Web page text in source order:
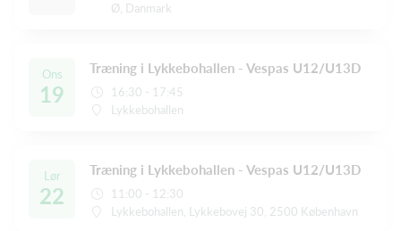
Ø, Danmark
Ons
19
Træning i Lykkebohallen - Vespas U12/U13D
16:30 - 17:45
Lykkebohallen
Lør
22
Træning i Lykkebohallen - Vespas U12/U13D
11:00 - 12:30
Lykkebohallen, Lykkebovej 30, 2500 København